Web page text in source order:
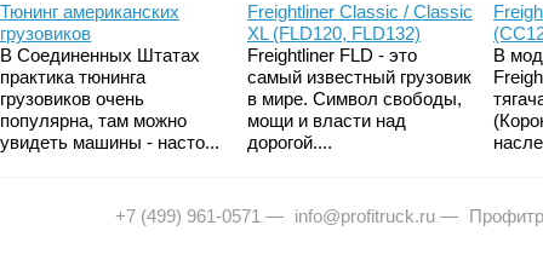
Тюнинг американских
грузовиков
В Соединенных Штатах
практика тюнинга
грузовиков очень
популярна, там можно
увидеть машины - насто...
Freightliner Classic / Classic
XL (FLD120, FLD132)
Freightliner FLD - это
самый известный грузовик
в мире. Символ свободы,
мощи и власти над
дорогой....
В
+7 (499) 961-0571 — info@profitruck.ru —